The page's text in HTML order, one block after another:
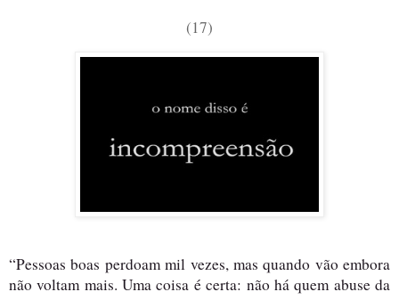
(17)
“Pessoas boas perdoam mil vezes, mas quando vão embora
não voltam mais. Uma coisa é certa: não há quem abuse da